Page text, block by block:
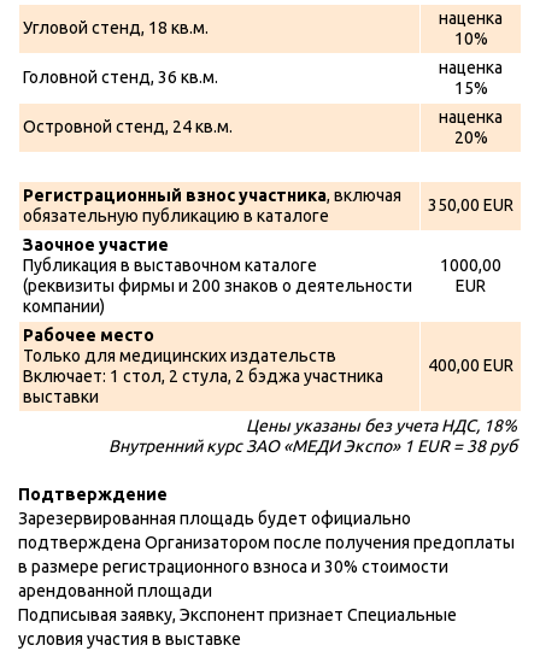
Угловой стенд, 18 кв.м.
наценка
10%
Головной стенд, 36 кв.м.
наценка
15%
Островной стенд, 24 кв.м.
наценка
20%
Регистрационный взнос участника, включая
обязательную публикацию в каталоге
350,00 EUR
Заочное участие
Публикация в выставочном каталоге
(реквизиты фирмы и 200 знаков о деятельности
компании)
1000,00
EUR
Рабочее место
Только для медицинских издательств
Включает: 1 стол, 2 стула, 2 бэджа участника
выставки
400,00 EUR
Цены указаны без учета НДС, 18%
Внутренний курс ЗАО «МЕДИ Экспо» 1 EUR = 38 руб
Подтверждение
Зарезервированная площадь будет официально
подтверждена Организатором после получения предоплаты
в размере регистрационного взноса и 30% стоимости
арендованной площади
Подписывая заявку, Экспонент признает Специальные
условия участия в выставке